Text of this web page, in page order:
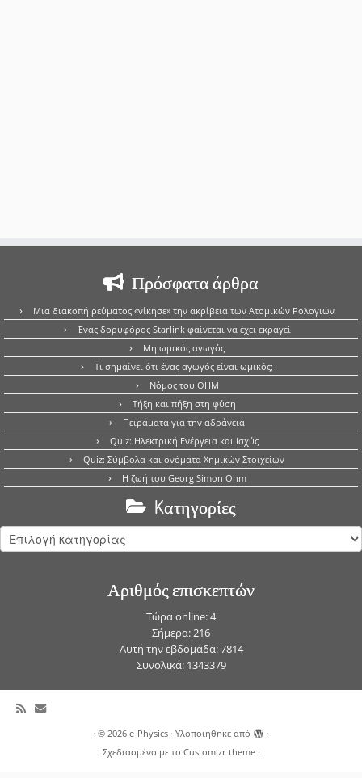
Πρόσφατα άρθρα
Μια διακοπή ρεύματος «νίκησε» την ακρίβεια των Ατομικών Ρολογιών
Ένας δορυφόρος Starlink φαίνεται να έχει εκραγεί
Μη ωμικός αγωγός
Τι σημαίνει ότι ένας αγωγός είναι ωμικός;
Νόμος του OHM
Τήξη και πήξη στη φύση
Πειράματα για την αδράνεια
Quiz: Ηλεκτρική Ενέργεια και Ισχύς
Quiz: Σύμβολα και ονόματα Χημικών Στοιχείων
Η ζωή του Georg Simon Ohm
Kατηγορίες
Kατηγορίες
Αριθμός επισκεπτών
Τώρα online: 4
Σήμερα: 216
Αυτή την εβδομάδα: 7814
Συνολικά: 1343379
· © 2026 e-Physics · Υλοποιήθηκε από
·
Σχεδιασμένο με το Customizr theme·